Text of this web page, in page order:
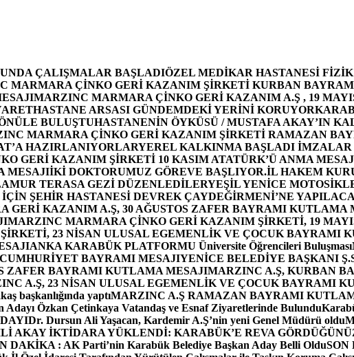
ÇALIŞMALAR BAŞLADIÖZEL MEDİKAR HASTANESİ
MARMARA ÇİNKO GERİ KAZANIM ŞİRKETİ KURBAN
MARZINC MARMARA ÇİNKO GERİ KAZANIM A.Ş , 19
HASTANE ARSASI GÜNDEMDEKİ YERİNİ KORUYOR
BULUŞTUHASTANENİN ÖYKÜSÜ / MUSTAFA AKAY’IN
MARMARA ÇİNKO GERİ KAZANIM ŞİRKETİ RAMAZAN
HAZIRLANIYORLARYEREL KALKINMA BAŞLADI
GERİ KAZANIM ŞİRKETİ 10 KASIM ATATÜRK’Ü ANMA
MESAJIİKİ DOKTORUMUZ GÖREVE BAŞLIYOR.İL HAKEM
TERASA GEZİ DÜZENLEDİLERYEŞİL YENİCE
ŞEHİR HASTANESİ DEVREK ÇAYDEĞİRMENİ’NE
GERİ KAZANIM A.Ş, 30 AĞUSTOS ZAFER BAYRAMI KUTLAMA
MARZINC MARMARA ÇİNKO GERİ KAZANIM ŞİRKETİ, 19
23 NİSAN ULUSAL EGEMENLİK VE ÇOCUK BAYRAMI
ANKA KARABÜK PLATFORMU Üniversite Öğrencileri Buluşması
BAYRAMI MESAJIYENİCE BELEDİYE BAŞKANI
ZAFER BAYRAMI KUTLAMA MESAJIMARZINC A.Ş, KURBAN
A.Ş, 23 NİSAN ULUSAL EGEMENLİK VE ÇOCUK BAYRAMI
başkanlığında yaptıMARZINC A.Ş RAMAZAN BAYRAMI
Özkan Çetinkaya Vatandaş ve Esnaf Ziyaretlerinde Bulundu
Dr. Dursun Ali Yaşacan, Kardemir A.Ş’nin yeni Genel Müdürü oldu
AKAY İKTİDARA YÜKLENDİ: KARABÜK’E REVA
DAKİKA : AK Parti’nin Karabük Belediye Başkan Aday Belli OlduSON